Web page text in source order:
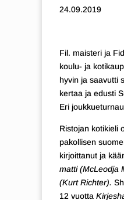
24.09.2019
Fil. maisteri ja
koulu- ja
hyvin ja saavutti
kertaa ja edusti
Eri
Ristojan kotikieli
pakollisen
kirjoittanut ja
matti (McLeodja
(Kurt Richter).
12 vuotta